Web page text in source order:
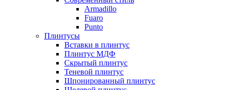
Armadillo
Fuaro
Punto
Плинтусы
Вставки в плинтус
Плинтус МДФ
Скрытый плинтус
Теневой плинтус
Шпонированный плинтус